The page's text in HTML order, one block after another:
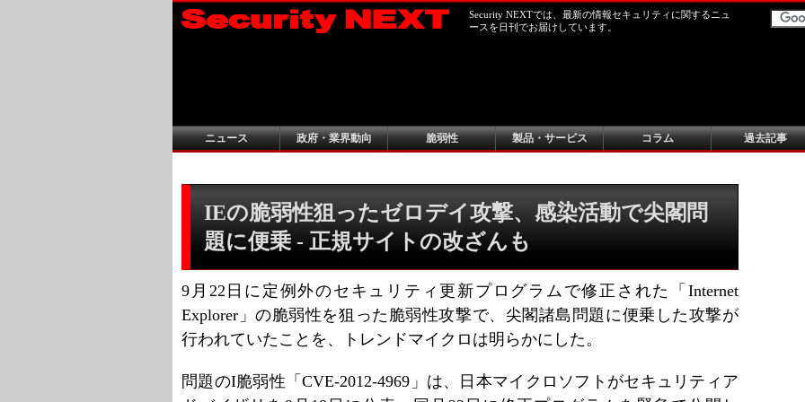
Security NEXTでは、最新の情報セキュリティに関するニュ
ースを日刊でお届けしています。
ニュース 政府・業界動向 脆弱性 製品・サービス コラム 過去記事
IEの脆弱性狙ったゼロデイ攻撃、感染活動で尖閣問
題に便乗 - 正規サイトの改ざんも
9月22日に定例外のセキュリティ更新プログラムで修正された「Internet
Explorer」の脆弱性を狙った脆弱性攻撃で、尖閣諸島問題に便乗した攻撃が
行われていたことを、トレンドマイクロは明らかにした。
問題のI脆弱性「CVE-2012-4969」は、日本マイクロソフトがセキュリティア